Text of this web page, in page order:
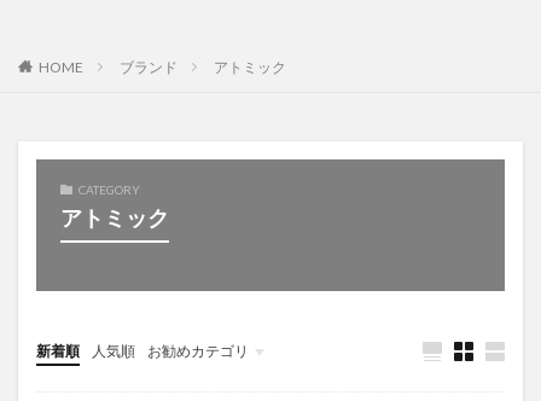
HOME ブランド アトミック
CATEGORY
アトミック
新着順 人気順 お勧めカテゴリ
Uncategorized